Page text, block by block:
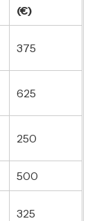
(€)
375
625
250
500
325